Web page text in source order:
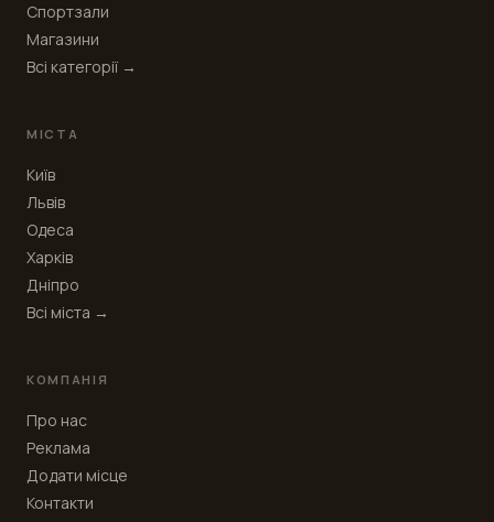
Спортзали
Магазини
Всі категорії →
МІСТА
Київ
Львів
Одеса
Харків
Дніпро
Всі міста →
КОМПАНІЯ
Про нас
Реклама
Додати місце
Контакти